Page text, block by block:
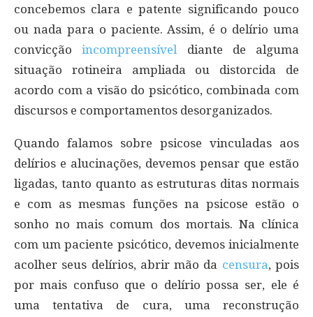
concebemos clara e patente significando pouco
ou nada para o paciente. Assim, é o delírio uma
convicçãoincompreensível diante de alguma
situação rotineira ampliada ou distorcida de
acordo com a visão do psicótico, combinada com
discursos e comportamentos desorganizados.
Quando falamos sobre psicose vinculadas aos
delírios e alucinações, devemos pensar que estão
ligadas, tanto quanto as estruturas ditas normais
e com as mesmas funções na psicose estão o
sonho no mais comum dos mortais. Na clínica
com um paciente psicótico, devemos inicialmente
acolher seus delírios, abrir mão da censura, pois
por mais confuso que o delírio possa ser, ele é
uma tentativa de cura, uma reconstrução